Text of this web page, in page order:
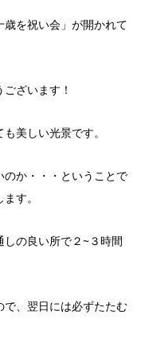
を祝い会」が開かれて
ざいます！
美しい光景です。
か・・・ということで
す。
の良い所で２~３時間
、翌日には必ずたたむ